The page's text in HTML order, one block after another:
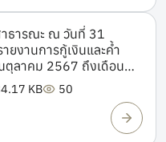
ธารณะ ณ วันที่ 31
ยงานการกู้เงินและค้ำ
ตุลาคม 2567 ถึงเดือน
KB 50